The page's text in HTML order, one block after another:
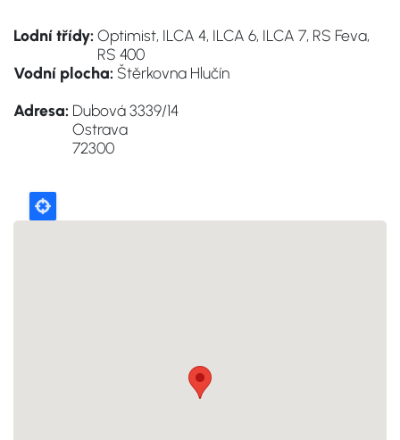
Lodní třídy: Optimist, ILCA 4, ILCA 6, ILCA 7, RS Feva,
RS 400
Vodní plocha: Štěrkovna Hlučín
Adresa: Dubová 3339/14
Ostrava
72300